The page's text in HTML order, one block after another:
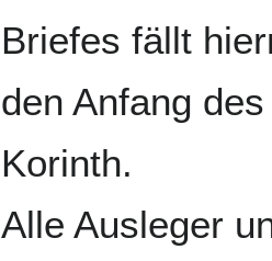
Briefes fällt
den Anfang
Korinth.
Alle Ausleger